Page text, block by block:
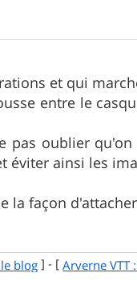
et qui
entre le
pas oublier
éviter ainsi les
la façon
le blog ] - [ Arverne VTT